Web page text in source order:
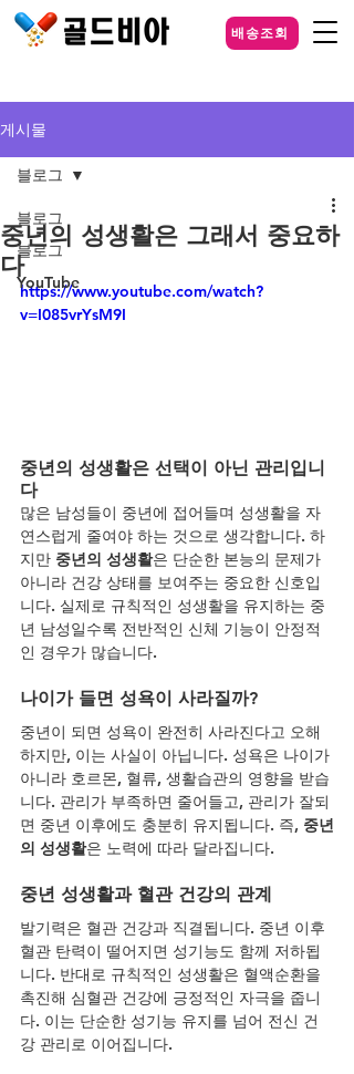
배송조회
게시물
블로그
블로그
YouTube
블로그
중년의 성생활은 그래서 중요하
다
https://www.youtube.com/watch?
v=I085vrYsM9I
중년의 성생활은 선택이 아닌 관리입니
다
많은 남성들이 중년에 접어들며 성생활을 자
연스럽게 줄여야 하는 것으로 생각합니다. 하
지만 중년의 성생활은 단순한 본능의 문제가
아니라 건강 상태를 보여주는 중요한 신호입
니다. 실제로 규칙적인 성생활을 유지하는 중
년 남성일수록 전반적인 신체 기능이 안정적
인 경우가 많습니다.
나이가 들면 성욕이 사라질까?
중년이 되면 성욕이 완전히 사라진다고 오해
하지만, 이는 사실이 아닙니다. 성욕은 나이가
아니라 호르몬, 혈류, 생활습관의 영향을 받습
니다. 관리가 부족하면 줄어들고, 관리가 잘되
면 중년 이후에도 충분히 유지됩니다. 즉, 중년
의 성생활은 노력에 따라 달라집니다.
중년 성생활과 혈관 건강의 관계
발기력은 혈관 건강과 직결됩니다. 중년 이후
혈관 탄력이 떨어지면 성기능도 함께 저하됩
니다. 반대로 규칙적인 성생활은 혈액순환을
촉진해 심혈관 건강에 긍정적인 자극을 줍니
다. 이는 단순한 성기능 유지를 넘어 전신 건
강 관리로 이어집니다.